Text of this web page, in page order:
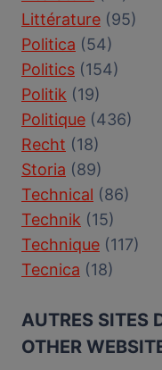
Littérature (95)
Politica (54)
Politics (154)
Politik (19)
Politique (436)
Recht (18)
Storia (89)
Technical (86)
Technik (15)
Technique (117)
Tecnica (18)
AUTRES SITES
OTHER